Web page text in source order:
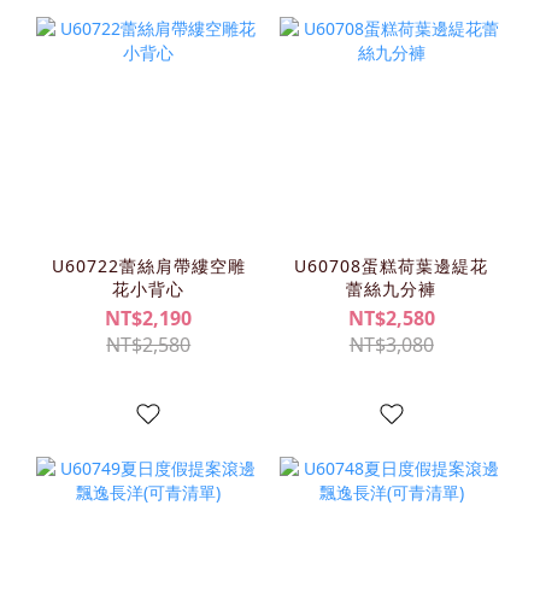
U60722蕾絲肩帶縷空雕
花小背心
NT$2,190
NT$2,580
U60708蛋糕荷葉邊緹花
蕾絲九分褲
NT$2,580
NT$3,080